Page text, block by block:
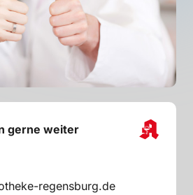
gerne weiter
regensburg.de